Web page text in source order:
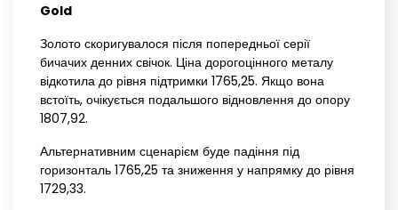
Gold
Золото скоригувалося після попередньої серії
бичачих денних свічок. Ціна дорогоцінного металу
відкотила до рівня підтримки 1765,25. Якщо вона
встоїть, очікується подальшого відновлення до опору
1807,92.
Альтернативним сценарієм буде падіння під
горизонталь 1765,25 та зниження у напрямку до рівня
1729,33.